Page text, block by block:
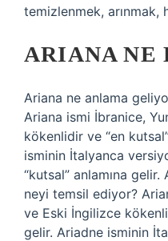
temizlenmek, arınmak,
ARIANA NE
Ariana ne anlama
Ariana ismi İbranice,
kökenlidir ve “en
isminin İtalyanca
“kutsal” anlamına
neyi temsil ediyor?
ve Eski İngilizce
gelir. Ariadne isminin